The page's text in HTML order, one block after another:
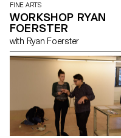
FINE ARTS
WORKSHOP RYAN
FOERSTER
with Ryan Foerster